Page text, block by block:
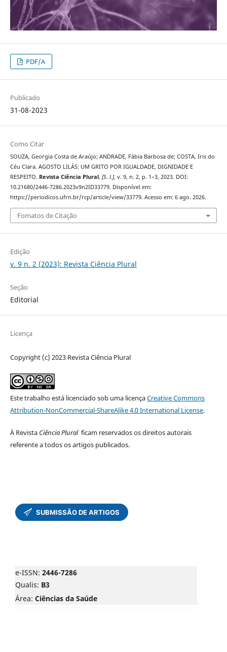
PDF/A
Publicado
31-08-2023
Como Citar
SOUZA, Georgia Costa de Araújo; ANDRADE, Fábia Barbosa de; COSTA, Iris do
Céu Clara. AGOSTO LILÁS: UM GRITO POR IGUALDADE, DIGNIDADE E
RESPEITO. Revista Ciência Plural, [S. l.], v. 9, n. 2, p. 1–3, 2023. DOI:
10.21680/2446-7286.2023v9n2ID33779. Disponível em:
https://periodicos.ufrn.br/rcp/article/view/33779. Acesso em: 6 ago. 2026.
Fomatos de Citação
Edição
v. 9 n. 2 (2023): Revista Ciência Plural
Seção
Editorial
Licença
Copyright (c) 2023 Revista Ciência Plural
Este trabalho está licenciado sob uma licençaCreative Commons
Attribution-NonCommercial-ShareAlike 4.0 International License.
À Revista Ciência Plural ficam reservados os direitos autorais
referente a todos os artigos publicados.
e-ISSN: 2446-7286
Qualis: B3
Área: Ciências da Saúde